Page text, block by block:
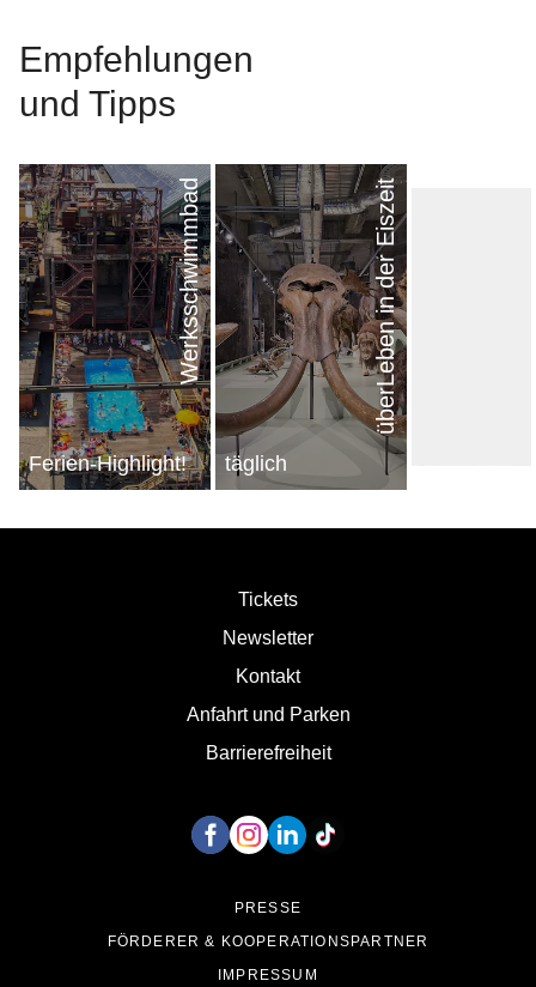
Empfehl­ungen
und Tipps
Werksschwimmbad
Ferien-Highlight!
überLeben in der Eiszeit
täglich
Tickets
Newsletter
Kontakt
Anfahrt und Parken
Barrierefreiheit
Unsere Social Media Kanäle
PRESSE
FÖRDERER & KOOPERATIONSPARTNER
IMPRESSUM